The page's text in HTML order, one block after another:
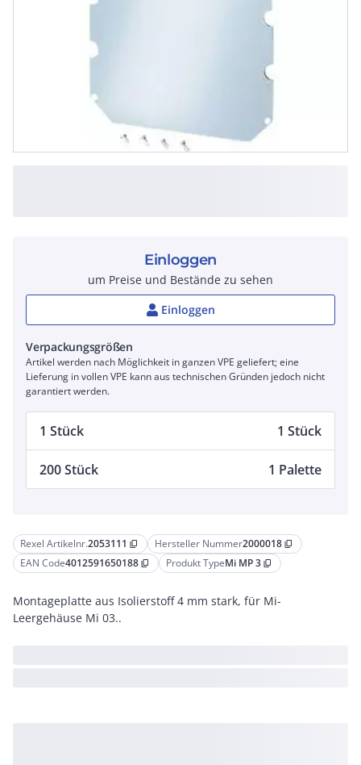
Rexel Artikelnr.2053111 content_copy Hersteller Nummer2000018 content_copy
EAN Code4012591650188 content_copy Produkt TypeMi MP 3 content_copy
Montageplatte aus Isolierstoff 4 mm stark, für Mi-
Leergehäuse Mi 03..
Einloggen
um Preise und Bestände zu sehen
Einloggen
Verpackungsgrößen
Artikel werden nach Möglichkeit in ganzen VPE geliefert; eine
Lieferung in vollen VPE kann aus technischen Gründen jedoch nicht
garantiert werden.
1 Stück 1 Stück
200 Stück 1 Palette